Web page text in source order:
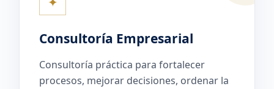
Consultoría Empresarial
Consultoría práctica para fortalecer
procesos, mejorar decisiones, ordenar la